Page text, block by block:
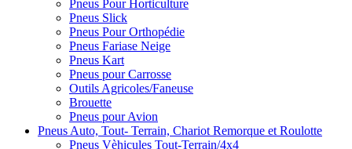
Pneus Pour Horticulture
Pneus Slick
Pneus Pour Orthopédie
Pneus Fariase Neige
Pneus Kart
Pneus pour Carrosse
Outils Agricoles/Faneuse
Brouette
Pneus pour Avion
Pneus Auto, Tout- Terrain, Chariot Remorque et Roulotte
Pneus Vèhicules Tout-Terrain/4x4